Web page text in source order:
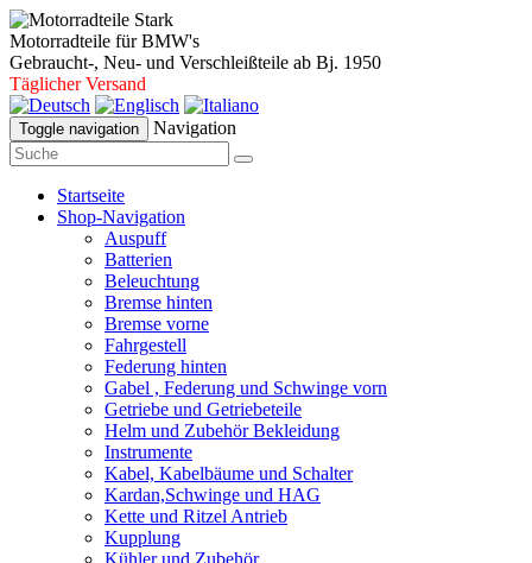
Motorradteile für BMW's
Gebraucht-, Neu- und Verschleißteile ab Bj. 1950
Täglicher Versand
Toggle navigation Navigation
Startseite
Shop-Navigation
Auspuff
Batterien
Beleuchtung
Bremse hinten
Bremse vorne
Fahrgestell
Federung hinten
Gabel , Federung und Schwinge vorn
Getriebe und Getriebeteile
Helm und Zubehör Bekleidung
Instrumente
Kabel, Kabelbäume und Schalter
Kardan,Schwinge und HAG
Kette und Ritzel Antrieb
Kupplung
Kühler und Zubehör